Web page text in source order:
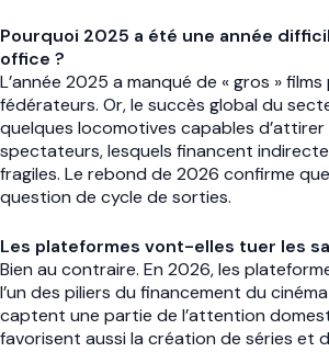
Pourquoi 2025 a été une année
office ?
L’année 2025 a manqué de « gros »
fédérateurs. Or, le succès global du
quelques locomotives capables d’attirer
spectateurs, lesquels financent
fragiles. Le rebond de 2026 confirme que
question de cycle de sorties.
Les plateformes vont-elles tuer les
Bien au contraire. En 2026, les
l’un des piliers du financement du
captent une partie de l’attention
favorisent aussi la création de séries et